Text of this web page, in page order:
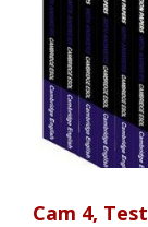
Cam 4,